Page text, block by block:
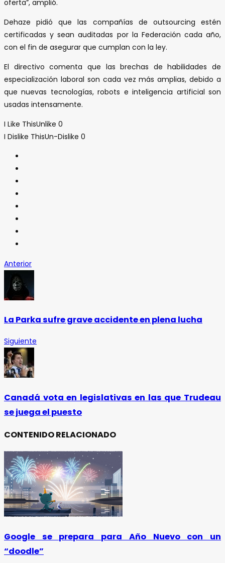
oferta”, amplió.
Dehaze pidió que las compañías de outsourcing estén
certificadas y sean auditadas por la Federación cada año,
con el fin de asegurar que cumplan con la ley.
El directivo comenta que las brechas de habilidades de
especialización laboral son cada vez más amplias, debido a
que nuevas tecnologías, robots e inteligencia artificial son
usadas intensamente.
I Like ThisUnlike 0
I Dislike ThisUn-Dislike 0
Anterior
La Parka sufre grave accidente en plena lucha
Siguiente
Canadá vota en legislativas en las que Trudeau
se juega el puesto
CONTENIDO RELACIONADO
Google se prepara para Año Nuevo con un
“doodle”